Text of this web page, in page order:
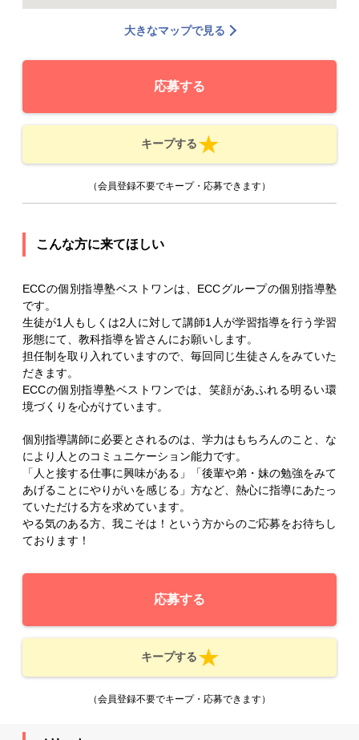
大きなマップで見る
応募する
キープする
（会員登録不要でキープ・応募できます）
こんな方に来てほしい
ECCの個別指導塾ベストワンは、ECCグループの個別指導塾
です。
生徒が1人もしくは2人に対して講師1人が学習指導を行う学習
形態にて、教科指導を皆さんにお願いします。
担任制を取り入れていますので、毎回同じ生徒さんをみていた
だきます。
ECCの個別指導塾ベストワンでは、笑顔があふれる明るい環
境づくりを心がけています。
個別指導講師に必要とされるのは、学力はもちろんのこと、な
により人とのコミュニケーション能力です。
「人と接する仕事に興味がある」「後輩や弟・妹の勉強をみて
あげることにやりがいを感じる」方など、熱心に指導にあたっ
ていただける方を求めています。
やる気のある方、我こそは！という方からのご応募をお待ちし
ております！
応募する
キープする
（会員登録不要でキープ・応募できます）